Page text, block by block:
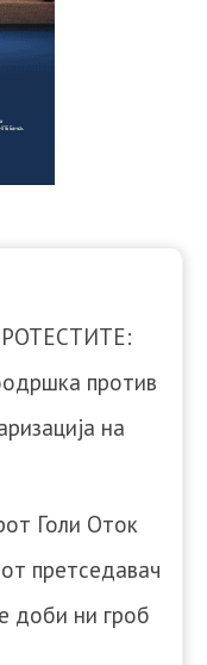
против
на
Голи Оток
претседавач
доби ни гроб